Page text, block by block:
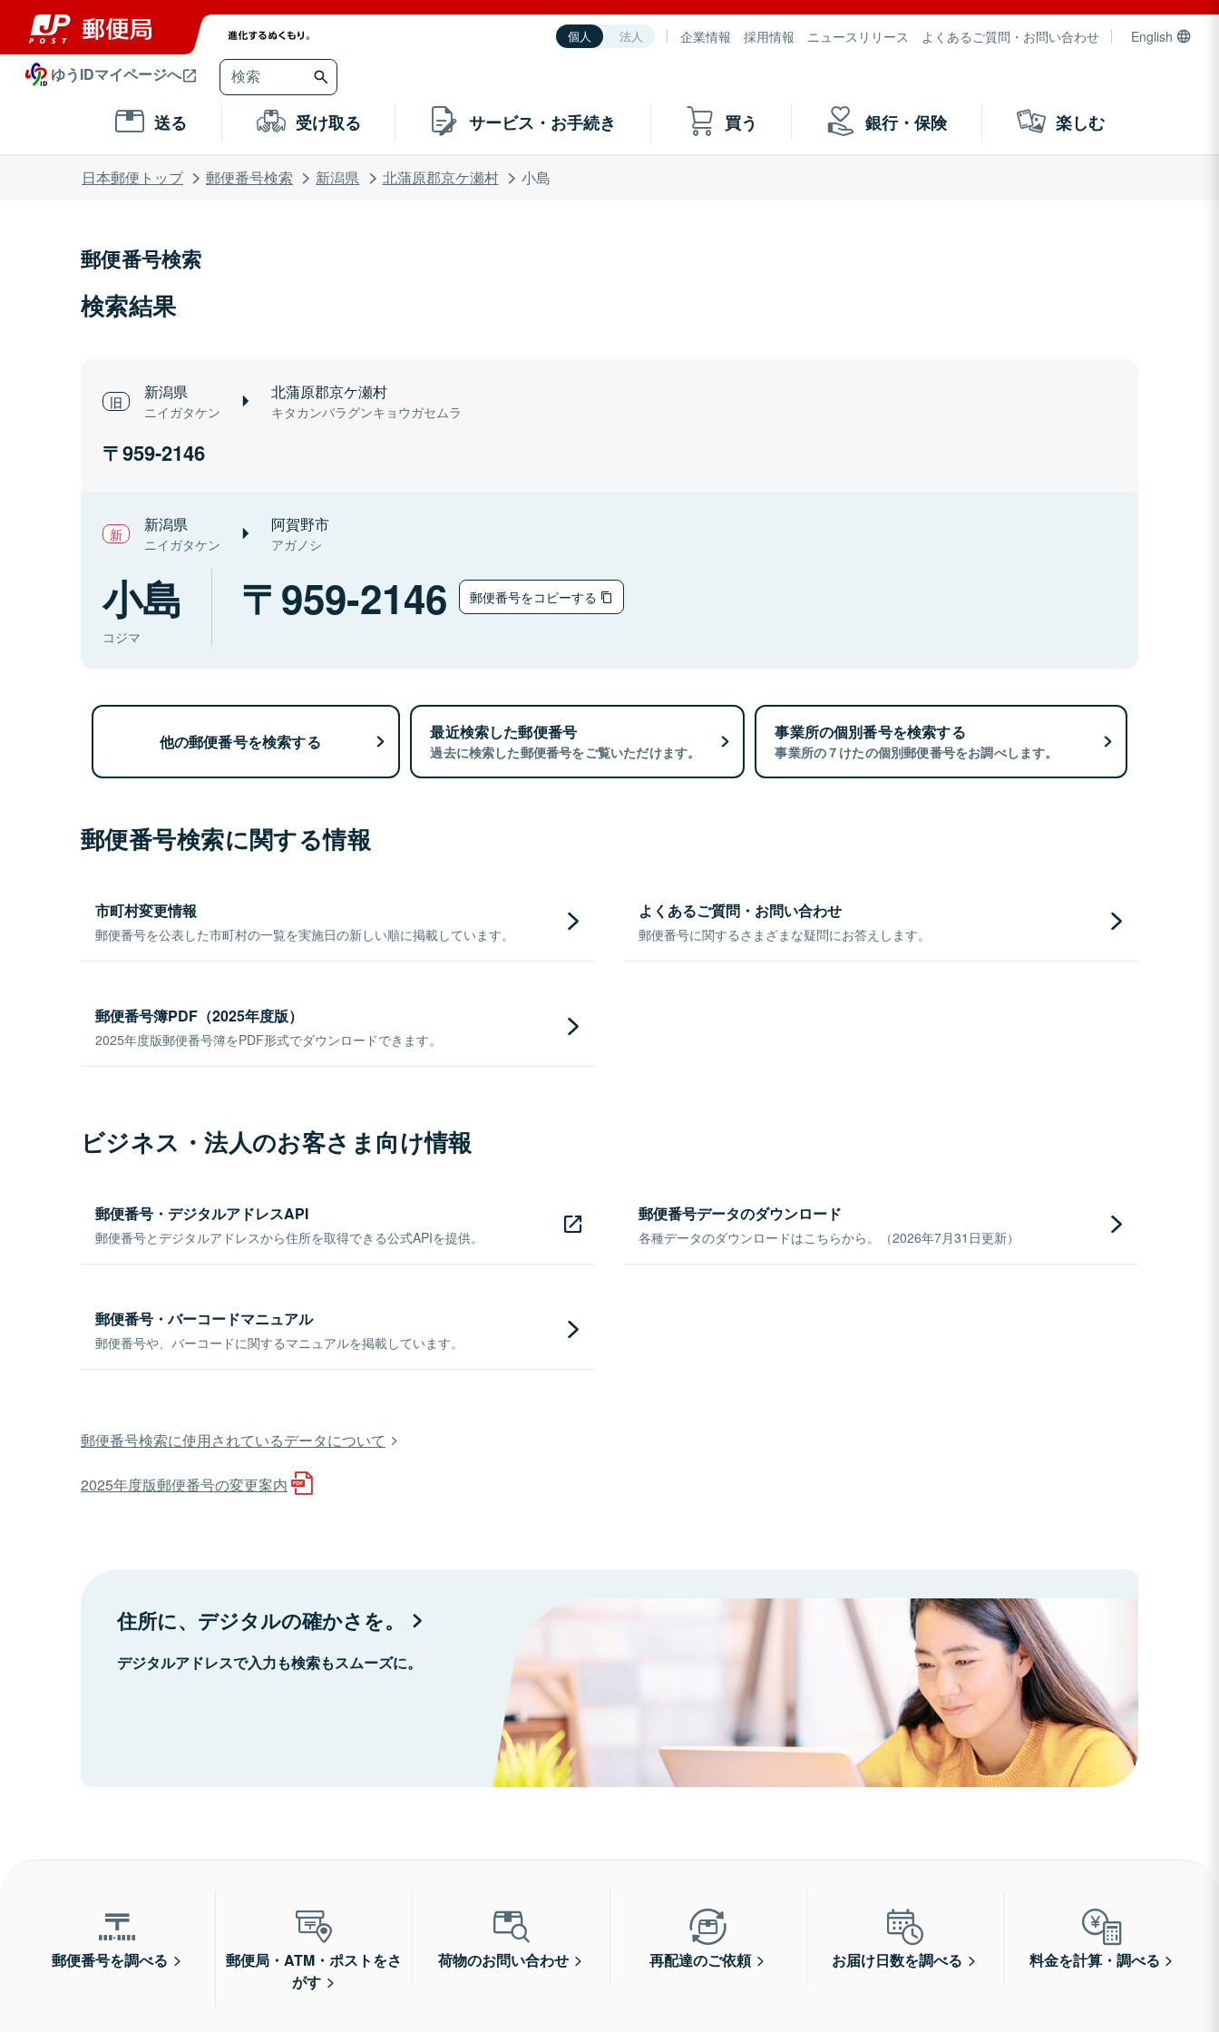
個人 法人 企業情報 採用情報 ニュースリリース よくあるご質問・お問い合わせ English
ゆうIDマイページへ
送る 受け取る サービス・お手続き 買う 銀行・保険 楽しむ
日本郵便トップ 郵便番号検索 新潟県 北蒲原郡京ケ瀬村 小島
郵便番号検索
検索結果
新潟県
ニイガタケン
北蒲原郡京ケ瀬村
キタカンバラグンキョウガセムラ
959-2146
新潟県
ニイガタケン
阿賀野市
アガノシ
小島
コジマ
959-2146 郵便番号をコピーする
他の郵便番号を検索する 最近検索した郵便番号
過去に検索した郵便番号をご覧いただけます。
事業所の個別番号を検索する
事業所の７けたの個別郵便番号をお調べします。
郵便番号検索に関する情報
市町村変更情報
郵便番号を公表した市町村の一覧を実施日の新しい順に掲載しています。
よくあるご質問・お問い合わせ
郵便番号に関するさまざまな疑問にお答えします。
郵便番号簿PDF（2025年度版）
2025年度版郵便番号簿をPDF形式でダウンロードできます。
ビジネス・法人のお客さま向け情報
郵便番号・デジタルアドレスAPI
郵便番号とデジタルアドレスから住所を取得できる公式APIを提供。
郵便番号データのダウンロード
各種データのダウンロードはこちらから。（2026年7月31日更新）
郵便番号・バーコードマニュアル
郵便番号や、バーコードに関するマニュアルを掲載しています。
郵便番号検索に使用されているデータについて
2025年度版郵便番号の変更案内
住所に、デジタルの確かさを。
デジタルアドレスで入力も検索もスムーズに。
郵便番号を調べる
郵便局・ATM・ポストをさ
がす
荷物のお問い合わせ 再配達のご依頼 お届け日数を調べる 料金を計算・調べる